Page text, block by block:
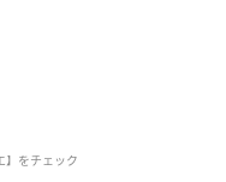
】をチェック